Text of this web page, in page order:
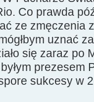
Co prawda
ze zmęczenia
uznać
się zaraz po
prezesem
sukcesy w